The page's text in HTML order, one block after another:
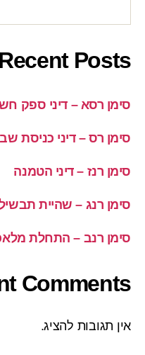
Recent Posts
סימן רסא – דיני ספק
סימן רס – דיני כניסת
סימן רנז – דיני הטמנה
סימן רנג – שהיית
סימן רנב – התחלת
Comments
אין תגובות להציג.